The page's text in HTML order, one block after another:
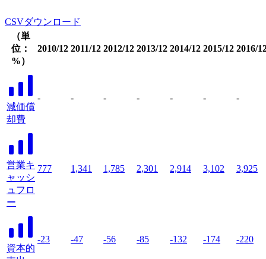
CSVダウンロード
（単
位：
%）
2010/12 2011/12 2012/12 2013/12 2014/12 2015/12 2016/
減価償
却費
- - - - - - -
営業キ
ャッシ
ュフロ
ー
777 1,341 1,785 2,301 2,914 3,102 3,925
資本的
-23 -47 -56 -85 -132 -174 -220